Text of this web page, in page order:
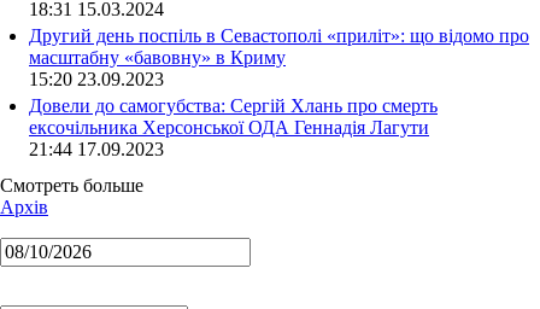
18:31 15.03.2024
Другий день поспіль в Севастополі «приліт»: що відомо про
масштабну «бавовну» в Криму
15:20 23.09.2023
Довели до самогубства: Сергій Хлань про смерть
ексочільника Херсонської ОДА Геннадія Лагути
21:44 17.09.2023
Смотреть больше
Архів